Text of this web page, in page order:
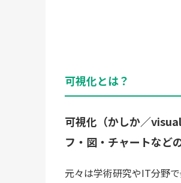
可視化とは？
可視化（かしか／
フ・図・チャートなど
元々は学術研究やIT分野